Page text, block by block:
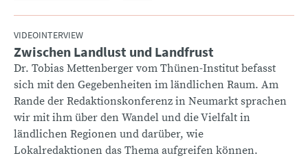
VIDEOINTERVIEW
:
Zwischen Landlust und Landfrust
Dr. Tobias Mettenberger vom Thünen-Institut befasst
sich mit den Gegebenheiten im ländlichen Raum. Am
Rande der Redaktionskonferenz in Neumarkt sprachen
wir mit ihm über den Wandel und die Vielfalt in
ländlichen Regionen und darüber, wie
Lokalredaktionen das Thema aufgreifen können.